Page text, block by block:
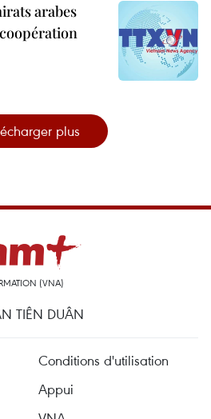
arabes
plus
(VNA)
TIÊN DUÂN
Conditions d'utilisation
Appui